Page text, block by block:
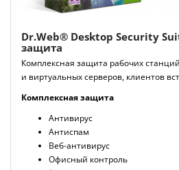
Dr.Web® Desktop Security
защита
Комплексная защита рабочих
и виртуальных серверов, клиентов
Комплексная защита
Антивирус
Антиспам
Веб-антивирус
Офисный контроль